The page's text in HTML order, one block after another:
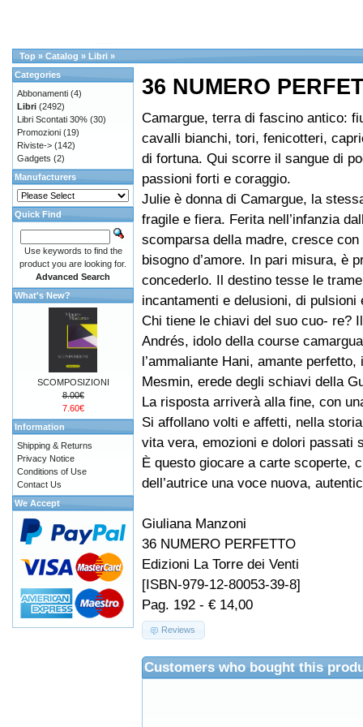
Top » Catalog » Libri »
36 NUMERO
Camargue, terra di fascino antico:
cavalli bianchi, tori, fenicotteri,
di fortuna. Qui scorre il sangue di
passioni forti e coraggio.
Julie è donna di Camargue, la
fragile e fiera. Ferita nell’infanzia
scomparsa della madre, cresce con
bisogno d’amore. In pari misura, è
concederlo. Il destino tesse le
incantamenti e delusioni, di pulsioni
Chi tiene le chiavi del suo cuo- re?
Andrés, idolo della course
l’ammaliante Hani, amante perfetto,
Mesmin, erede degli schiavi della
La risposta arriverà alla fine, con
Si affollano volti e affetti, nella
vita vera, emozioni e dolori passati
È questo giocare a carte scoperte,
dell’autrice una voce nuova,
Giuliana Manzoni
36 NUMERO PERFETTO
Edizioni La Torre dei Venti
[ISBN-979-12-80053-39-8]
Pag. 192 - € 14,00
Reviews
Customers who bought this
Categories
Abbonamenti (4)
Libri (2492)
Libri Scontati 30% (30)
Promozioni (19)
Riviste-> (142)
Gadgets (2)
Manufacturers
Quick Find
Use keywords to find the
product you are looking for.
Advanced Search
What's New?
SCOMPOSIZIONI
8.00€
7.60€
Information
Shipping & Returns
Privacy Notice
Conditions of Use
Contact Us
We Accept